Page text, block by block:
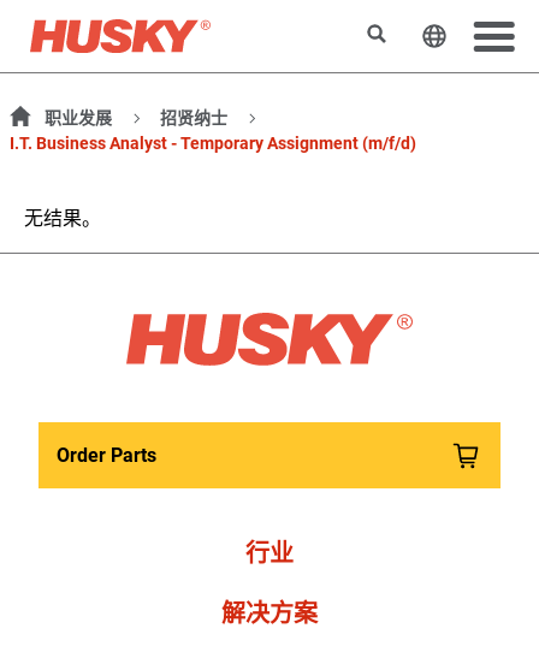
搜索 更改网站
职业发展
招贤纳士
I.T. Business Analyst - Temporary Assignment (m/f/d)
无结果。
Order Parts
行业
解决方案